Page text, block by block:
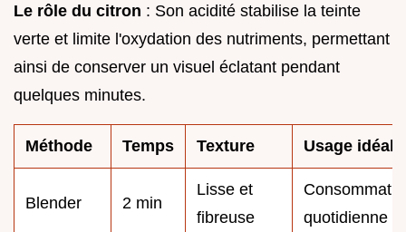
Le rôle du citron : Son acidité stabilise la teinte
verte et limite l'oxydation des nutriments, permettant
ainsi de conserver un visuel éclatant pendant
quelques minutes.
Méthode Temps Texture Usage idéal
Blender 2 min
Lisse et
fibreuse
quotidienne